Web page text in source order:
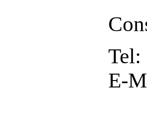
Tel:
E-